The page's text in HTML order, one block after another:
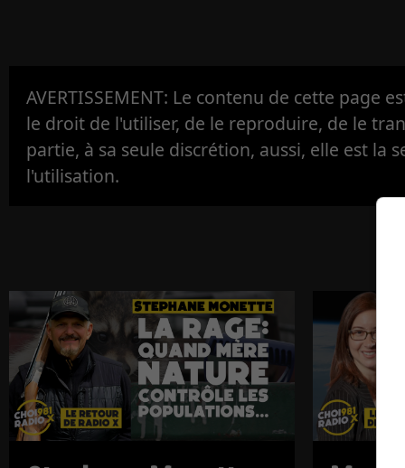
AVERTISSEMENT: Le contenu de cette page
le droit de l'utiliser, de le reproduire, de le
partie, à sa seule discrétion, aussi, elle est la
l'utilisation.